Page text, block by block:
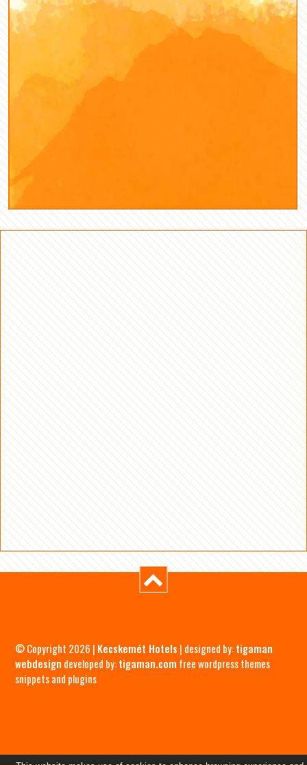
© Copyright 2026 | Kecskemét Hotels | designed by:tigaman
webdesign developed by:tigaman.com free wordpress themes
snippets and plugins